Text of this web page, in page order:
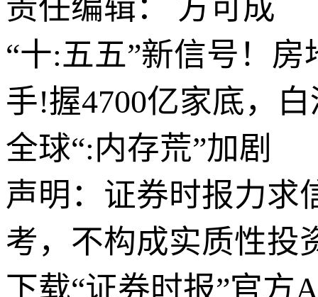
责任编辑： 方可成
“十:五五”新信号！
手!握4700亿家底，
全球“:内存荒”加剧
声明：证券时报力求
考，不构成实质性投
下载“证券时报”官方